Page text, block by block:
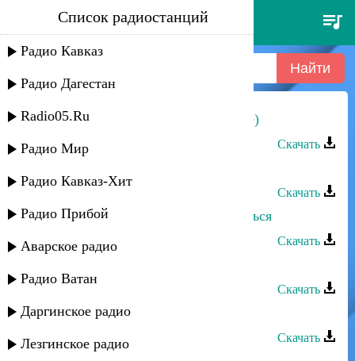
рашид багатаев - хочу в горы
(live)
Список радиостанций
Радио Кавказ
Радио Дагестан
Radio05.Ru
Радио Мир
Радио Кавказ-Хит
Радио Прибой
Аварское радио
Радио Ватан
Даргинское радио
Лезгинское радио
Рашид Багатаев - Хочу в горы (live)
Скачать
Скачать
Рашид Багатаев - Не хочу влюбляться
Скачать
Скачать
Рашид Багатаев - Ненаглядная
Скачать